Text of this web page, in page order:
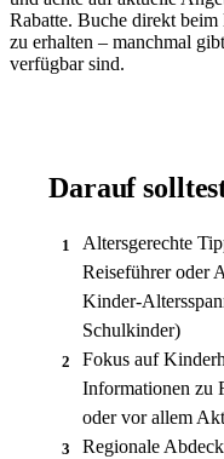
Rabatte. Buche direkt
zu erhalten – manchmal
verfügbar sind.
Darauf
1
Altersgerechte
Reiseführer oder
Kinder-
Schulkinder)
2
Fokus auf
Informationen zu
oder vor allem
3
Regionale